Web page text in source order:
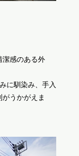
潔感のある外
に馴染み、手入
うかがえま